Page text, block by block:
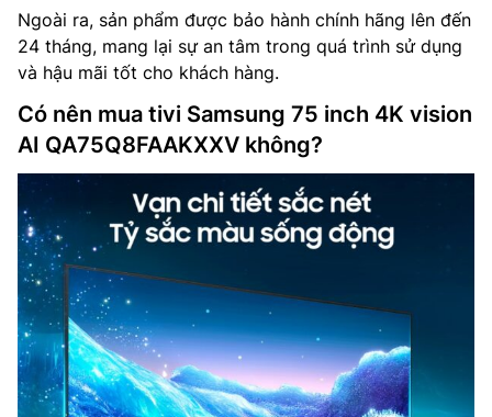
Ngoài ra, sản phẩm được bảo hành chính hãng lên đến
24 tháng, mang lại sự an tâm trong quá trình sử dụng
và hậu mãi tốt cho khách hàng.
Có nên mua tivi Samsung 75 inch 4K vision
AI QA75Q8FAAKXXV không?